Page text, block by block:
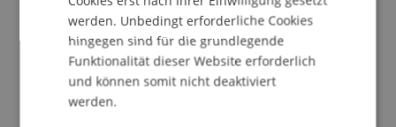
Studienleben und unsere Studiengangs- und
Serviceteams beantworten all deine Fragen
individuell.
ABLAUF Infoabend am Campus
werden. Unbedingt erforderliche Cookies
hingegen sind für die grundlegende
Funktionalität dieser Website erforderlich
und können somit nicht deaktiviert
werden.